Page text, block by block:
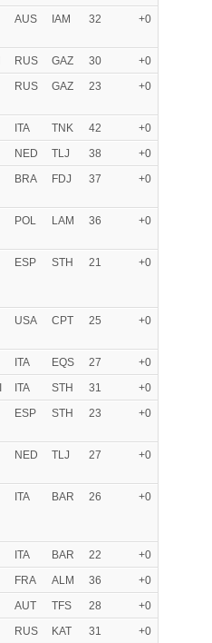
AUS IAM 32 +0
RUS GAZ 30
+0
RUS GAZ 23 +0
ITA TNK 42
+0
NED TLJ 38
+0
BRA FDJ 37 +0
POL LAM 36 +0
ESP STH 21 +0
USA CPT 25 +0
ITA EQS 27
+0
ITA STH 31
+0
ESP STH 23 +0
NED TLJ 27 +0
ITA BAR 26 +0
ITA BAR 22
+0
FRA ALM 36
+0
AUT TFS 28
+0
RUS KAT 31
+0